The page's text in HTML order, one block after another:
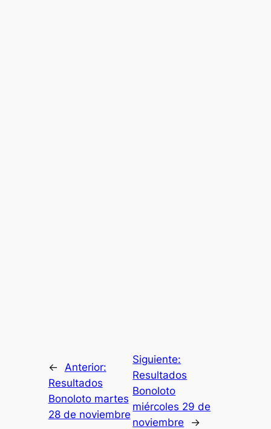
←
Anterior:
Resultados
Bonoloto martes
28 de noviembre
Siguiente:
Resultados
Bonoloto
miércoles 29 de
noviembre
→